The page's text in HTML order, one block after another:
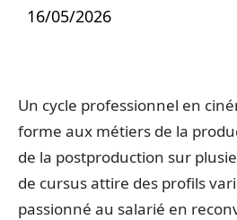
16/05/2026
Un cycle professionnel en
forme aux métiers de la
de la postproduction sur
de cursus attire des profils
passionné au salarié en